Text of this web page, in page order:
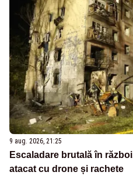
9 aug. 2026, 21:25
Escaladare brutală în
atacat cu drone și rachete